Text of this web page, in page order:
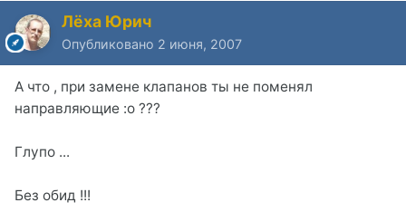
Лёха Юрич
Опубликовано 2 июня, 2007
А что , при замене клапанов ты не поменял
направляющие :o ???
Глупо ...
Без обид !!!